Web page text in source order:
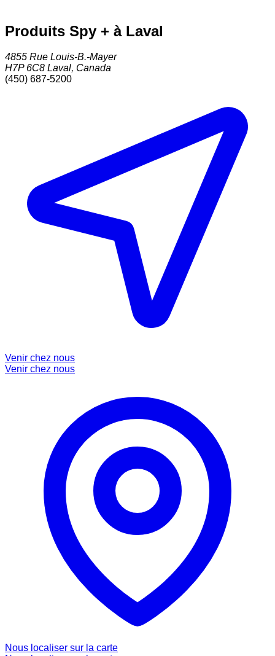
Produits Spy + à Laval
4855 Rue Louis-B.-Mayer
H7P 6C8 Laval, Canada
(450) 687-5200
Venir chez nous
Venir chez nous
Nous localiser sur la carte